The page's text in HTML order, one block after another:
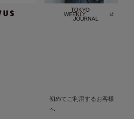
初めてご利用するお客様
へ